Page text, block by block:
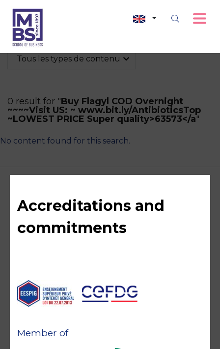
Tous les types de contenu
0 result for "Buy Flagyl COD Overnight
~~~~Visit US: ~ www.bit.ly/AntibioticsTop
~LOWEST PRICE Super quality>63573</a"
No content found for this search.
Accreditations and
commitments
Member of